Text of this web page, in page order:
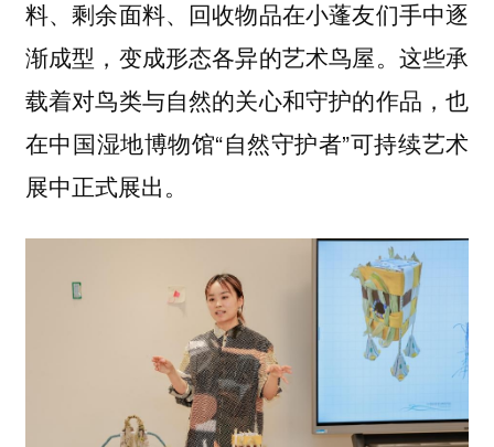
料、剩余面料、回收物品在小蓬友们手中逐
渐成型，变成形态各异的艺术鸟屋。这些承
载着对鸟类与自然的关心和守护的作品，也
在中国湿地博物馆“自然守护者”可持续艺术
展中正式展出。